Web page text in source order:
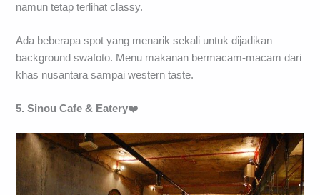
namun tetap terlihat classy.
Ada beberapa spot yang menarik sekali untuk dijadikan
background swafoto. Menu makanan bermacam-macam dari
khas nusantara sampai western taste.
5. Sinou Cafe & Eatery❤️